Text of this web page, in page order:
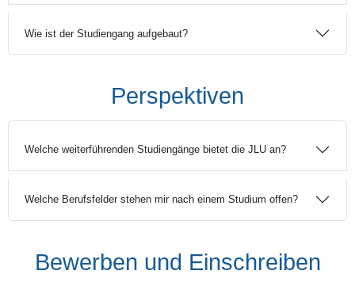
Wie ist der Studiengang aufgebaut?
Perspektiven
Welche weiterführenden Studiengänge bietet die JLU an?
Welche Berufsfelder stehen mir nach einem Studium offen?
Bewerben und Einschreiben